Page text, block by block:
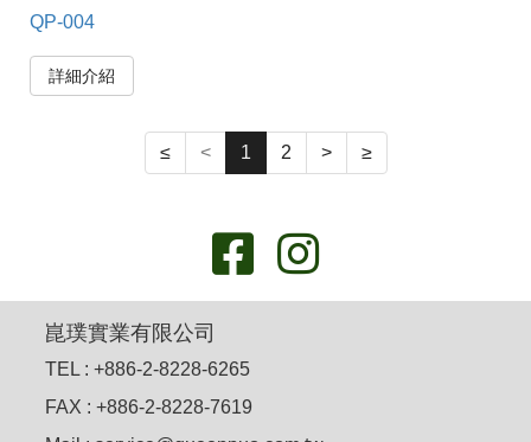
QP-004
詳細介紹
≤ < 1 2 > ≥
崑璞實業有限公司
TEL : +886-2-8228-6265
FAX : +886-2-8228-7619